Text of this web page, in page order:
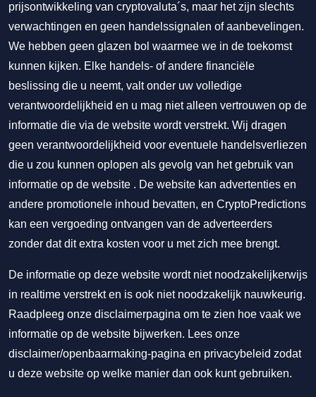
prijsontwikkeling van cryptovaluta´s, maar het zijn slechts
verwachtingen en geen handelssignalen of aanbevelingen.
We hebben geen glazen bol waarmee we in de toekomst
kunnen kijken. Elke handels- of andere financiële
beslissing die u neemt, valt onder uw volledige
verantwoordelijkheid en u mag niet alleen vertrouwen op de
informatie die via de website wordt verstrekt. Wij dragen
geen verantwoordelijkheid voor eventuele handelsverliezen
die u zou kunnen oplopen als gevolg van het gebruik van
informatie op de website . De website kan advertenties en
andere promotionele inhoud bevatten, en CryptoPredictions
kan een vergoeding ontvangen van de adverteerders
zonder dat dit extra kosten voor u met zich mee brengt.
De informatie op deze website wordt niet noodzakelijkerwijs
in realtime verstrekt en is ook niet noodzakelijk nauwkeurig.
Raadpleeg onze disclaimerpagina om te zien hoe vaak we
informatie op de website bijwerken. Lees onze
disclaimer/openbaarmaking-pagina en privacybeleid zodat
u deze website op welke manier dan ook kunt gebruiken.